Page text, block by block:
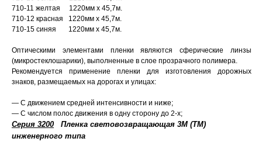
710-11 желтая 1220мм х 45,7м.
710-12 красная 1220мм х 45,7м.
710-15 синяя 1220мм х 45,7м.
Оптическими элементами пленки являются сферические линзы
(микростеклошарики), выполненные в слое прозрачного полимера.
Рекомендуется применение пленки для изготовления дорожных
знаков, размещаемых на дорогах и улицах:
— С движением средней интенсивности и ниже;
— С числом полос движения в одну сторону до 2-х;
Серия 3200 Пленка световозвращающая 3М (ТМ)
инженерного типа